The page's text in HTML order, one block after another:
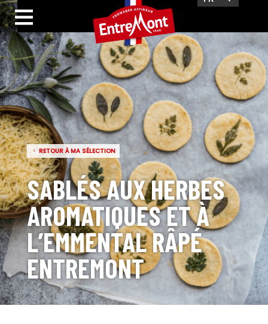
RETOUR À MA SÉLECTION
SABLÉS AUX HERBES
AROMATIQUES ET À
L’EMMENTAL RÂPÉ
ENTREMONT